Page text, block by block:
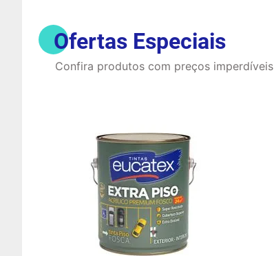
Ofertas Especiais
Confira produtos com preços imperdíveis